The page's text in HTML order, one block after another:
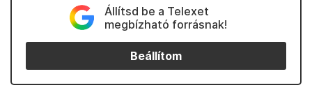
Állítsd be a Telexet
megbízható forrásnak!
Beállítom